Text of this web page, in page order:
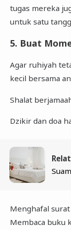
tugas mereka
untuk satu
5. Buat
Agar ruhiyah
kecil bersama
Shalat
Dzikir dan doa
Menghafal
Membaca buku